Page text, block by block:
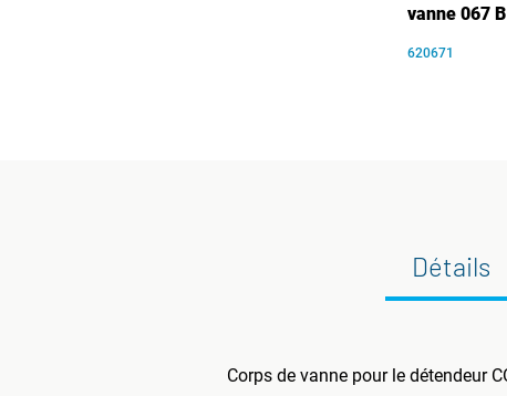
vanne 067
620671
Détails
Corps de vanne pour le détendeur